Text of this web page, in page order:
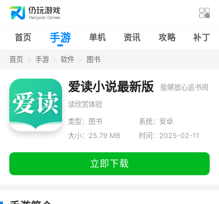
首页 手游 单机 资讯 攻略 补丁
首页 手游 软件 图书
爱读小说最新版 能够放心追书阅
读欣赏体验
类型：图书
系统：安卓
大小：25.79 MB
时间：2025-02-11
立即下载